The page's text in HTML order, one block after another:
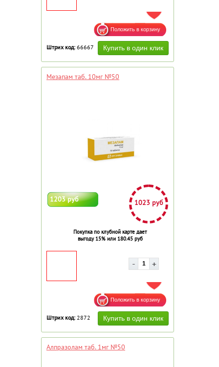
ДОБАВИТЬ В ИЗБРАННОЕ
Штрих код: 66667
Мезапам таб. 10мг №50
1203 руб 1023 руб
Покупка по клубной карте дает
выгоду 15% или 180.45 руб
ДОБАВИТЬ В ИЗБРАННОЕ
Штрих код: 2872
Алпразолам таб. 1мг №50